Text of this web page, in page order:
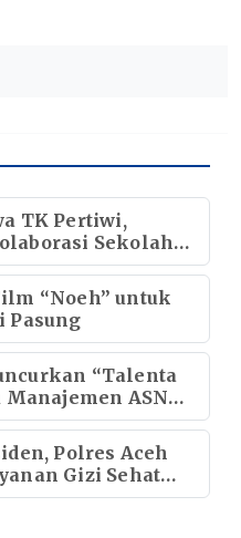
TK Pertiwi,
Sekolah
Anak
“Noeh” untuk
Pasung
“Talenta
Manajemen ASN
Polres Aceh
Gizi Sehat